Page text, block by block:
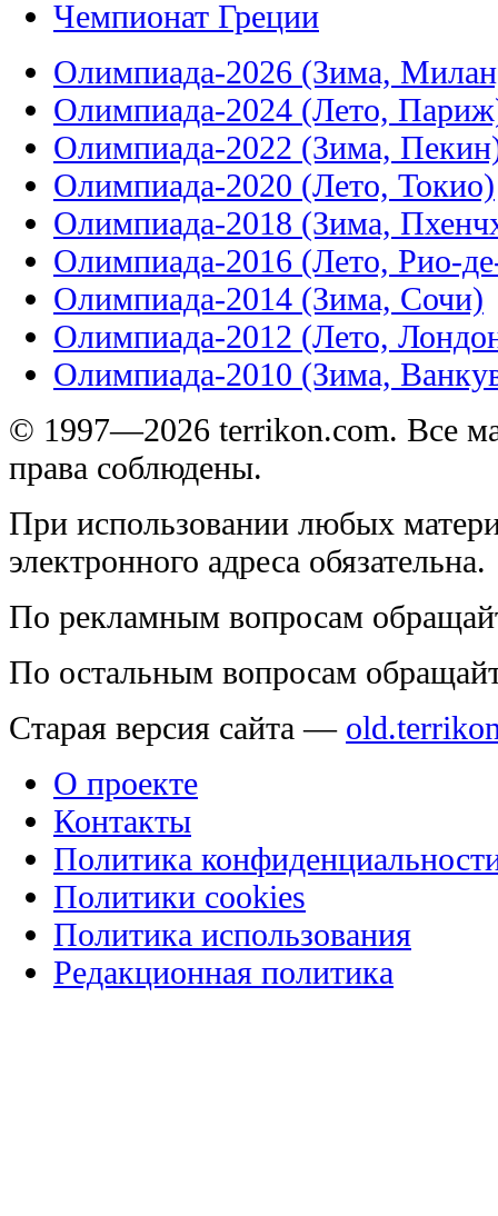
Чемпионат Греции
Олимпиада-2026 (Зима,
Олимпиада-2024 (Лето,
Олимпиада-2022 (Зима,
Олимпиада-2020 (Лето, Токио)
Олимпиада-2018 (Зима,
Олимпиада-2016 (Лето, Рио-
Олимпиада-2014 (Зима, Сочи)
Олимпиада-2012 (Лето,
Олимпиада-2010 (Зима,
© 1997—2026 terrikon.com. Все
права соблюдены.
При использовании любых
электронного адреса обязательна.
По рекламным вопросам
По остальным вопросам
Старая версия сайта —
О проекте
Контакты
Политика
Политики cookies
Политика использования
Редакционная политика